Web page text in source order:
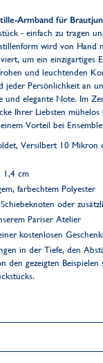
Armband für
- einfach zu tragen
wird von Hand
um ein einzigartiges
und leuchtenden
jeder Persönlichkeit an
und elegante Note. Im
Ihrer Liebsten
Vorteil bei
Versilbert 10 Mikron
1,4 cm
farbechtem Polyester
oder
Pariser Atelier
kostenlosen
in der Tiefe, den
den gezeigten